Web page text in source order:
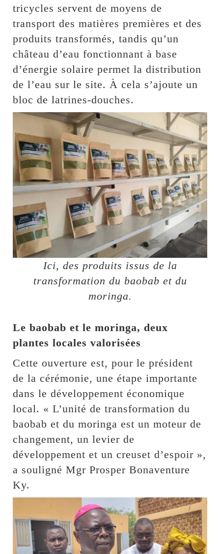
tricycles servent de moyens de
transport des matières premières et des
produits transformés, tandis qu’un
château d’eau fonctionnant à base
d’énergie solaire permet la distribution
de l’eau sur le site. À cela s’ajoute un
bloc de latrines-douches.
Ici, des produits issus de la
transformation du baobab et du
moringa.
Le baobab et le moringa, deux
plantes locales valorisées
Cette ouverture est, pour le président
de la cérémonie, une étape importante
dans le développement économique
local. « L’unité de transformation du
baobab et du moringa est un moteur de
changement, un levier de
développement et un creuset d’espoir »,
a souligné Mgr Prosper Bonaventure
Ky.